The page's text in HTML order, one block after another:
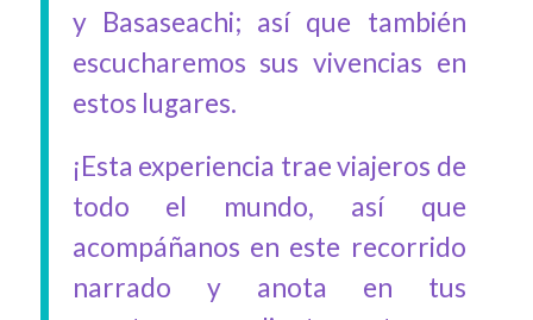
y Basaseachi; así que también
escucharemos sus vivencias en
estos lugares.
¡Esta experiencia trae viajeros de
todo el mundo, así que
acompáñanos en este recorrido
narrado y anota en tus